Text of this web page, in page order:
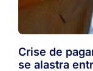
Crise de
se alastra